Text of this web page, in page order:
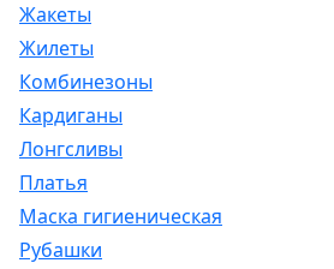
Жакеты
Жилеты
Комбинезоны
Кардиганы
Лонгсливы
Платья
Маска гигиеническая
Рубашки